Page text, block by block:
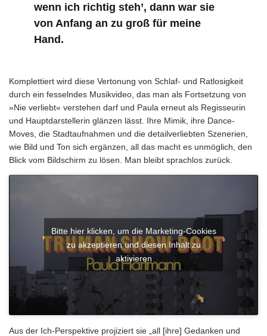
wenn ich richtig steh’, dann war sie
von Anfang an zu groß für meine
Hand.
Komplettiert wird diese Vertonung von Schlaf- und Ratlosigkeit
durch ein fesselndes Musikvideo, das man als Fortsetzung von
»Nie verliebt« verstehen darf und Paula erneut als Regisseurin
und Hauptdarstellerin glänzen lässt. Ihre Mimik, ihre Dance-
Moves, die Stadtaufnahmen und die detailverliebten Szenerien,
wie Bild und Ton sich ergänzen, all das macht es unmöglich, den
Blick vom Bildschirm zu lösen. Man bleibt sprachlos zurück.
Bitte hier klicken, um die Marketing-Cookies
zu akzeptieren und diesen Inhalt zu
aktivieren
Aus der Ich-Perspektive projiziert sie „all [ihre] Gedanken und